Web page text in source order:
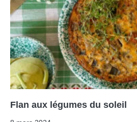
Flan aux légumes du soleil